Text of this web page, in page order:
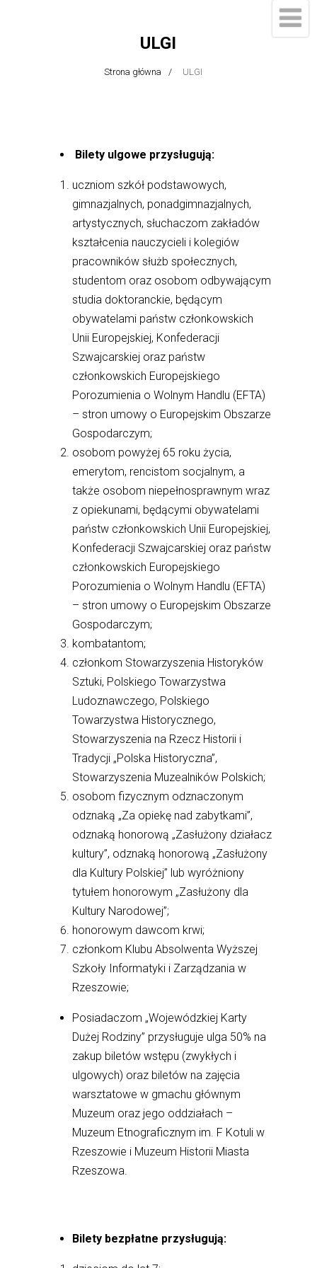
ULGI
Strona główna ULGI
Bilety ulgowe przysługują:
uczniom szkół podstawowych,
gimnazjalnych, ponadgimnazjalnych,
artystycznych, słuchaczom zakładów
kształcenia nauczycieli i kolegiów
pracowników służb społecznych,
studentom oraz osobom odbywającym
studia doktoranckie, będącym
obywatelami państw członkowskich
Unii Europejskiej, Konfederacji
Szwajcarskiej oraz państw
członkowskich Europejskiego
Porozumienia o Wolnym Handlu (EFTA)
– stron umowy o Europejskim Obszarze
Gospodarczym;
osobom powyżej 65 roku życia,
emerytom, rencistom socjalnym, a
także osobom niepełnosprawnym wraz
z opiekunami, będącymi obywatelami
państw członkowskich Unii Europejskiej,
Konfederacji Szwajcarskiej oraz państw
członkowskich Europejskiego
Porozumienia o Wolnym Handlu (EFTA)
– stron umowy o Europejskim Obszarze
Gospodarczym;
kombatantom;
członkom Stowarzyszenia Historyków
Sztuki, Polskiego Towarzystwa
Ludoznawczego, Polskiego
Towarzystwa Historycznego,
Stowarzyszenia na Rzecz Historii i
Tradycji „Polska Historyczna”,
Stowarzyszenia Muzealników Polskich;
osobom fizycznym odznaczonym
odznaką „Za opiekę nad zabytkami”,
odznaką honorową „Zasłużony działacz
kultury”, odznaką honorową „Zasłużony
dla Kultury Polskiej” lub wyróżniony
tytułem honorowym „Zasłużony dla
Kultury Narodowej”;
honorowym dawcom krwi;
członkom Klubu Absolwenta Wyższej
Szkoły Informatyki i Zarządzania w
Rzeszowie;
Posiadaczom „Wojewódzkiej Karty
Dużej Rodziny” przysługuje ulga 50% na
zakup biletów wstępu (zwykłych i
ulgowych) oraz biletów na zajęcia
warsztatowe w gmachu głównym
Muzeum oraz jego oddziałach –
Muzeum Etnograficznym im. F Kotuli w
Rzeszowie i Muzeum Historii Miasta
Rzeszowa.
Bilety bezpłatne przysługują: